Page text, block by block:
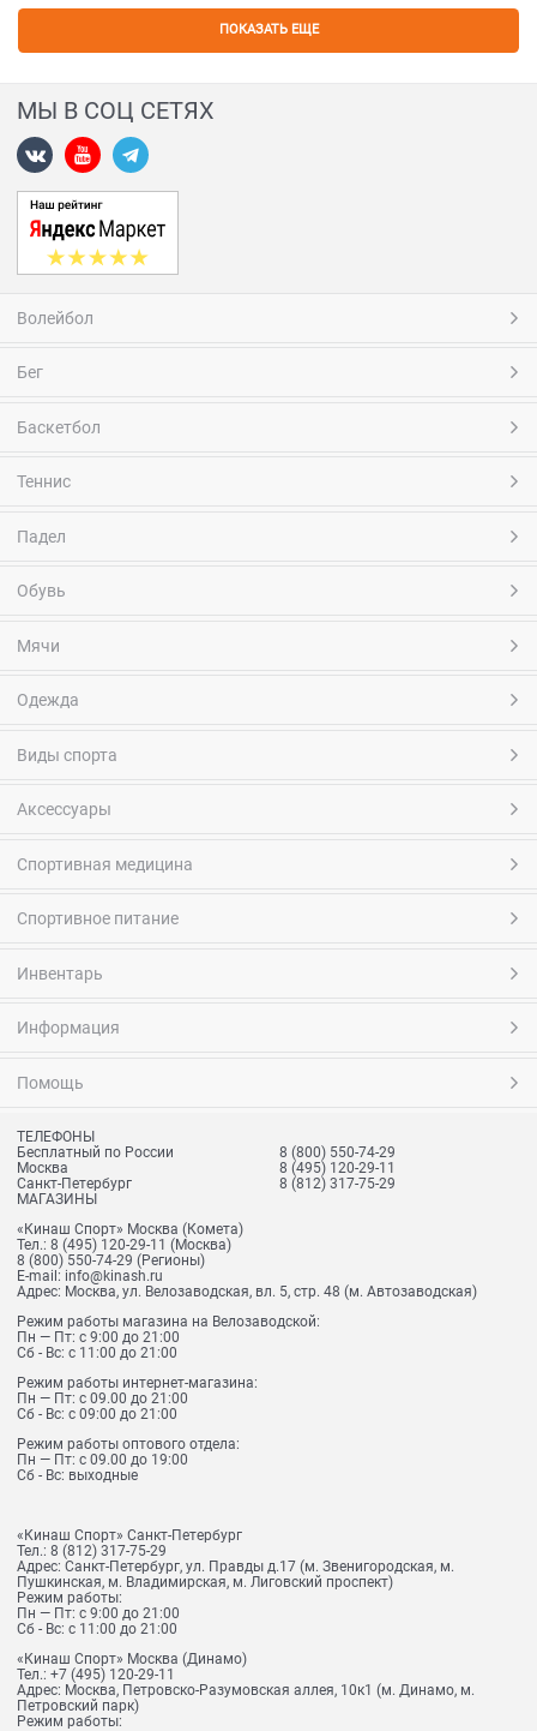
ПОКАЗАТЬ ЕЩЕ
МЫ В СОЦ СЕТЯХ
Волейбол
Бег
Баскетбол
Теннис
Падел
Обувь
Мячи
Одежда
Виды спорта
Аксессуары
Спортивная медицина
Спортивное питание
Инвентарь
Информация
Помощь
ТЕЛЕФОНЫ
Бесплатный по России
8 (800) 550-74-29
Москва
8 (495) 120-29-11
Санкт-Петербург
8 (812) 317-75-29
МАГАЗИНЫ
«Кинаш Спорт» Москва (Комета)
Тел.: 8 (495) 120-29-11 (Москва)
8 (800) 550-74-29 (Регионы)
E-mail: info@kinash.ru
Адрес: Москва, ул. Велозаводская, вл. 5, стр. 48 (м. Автозаводская)
Режим работы магазина на Велозаводской:
Пн — Пт: с 9:00 до 21:00
Сб - Вс: с 11:00 до 21:00
Режим работы интернет-магазина:
Пн — Пт: с 09.00 до 21:00
Сб - Вс: с 09:00 до 21:00
Режим работы оптового отдела:
Пн — Пт: с 09.00 до 19:00
Сб - Вс: выходные
«Кинаш Спорт» Санкт-Петербург
Тел.: 8 (812) 317-75-29
Адрес: Санкт-Петербург, ул. Правды д.17 (м. Звенигородская, м.
Пушкинская, м. Владимирская, м. Лиговский проспект)
Режим работы:
Пн — Пт: с 9:00 до 21:00
Сб - Вс: с 11:00 до 21:00
«Кинаш Спорт» Москва (Динамо)
Тел.: +7 (495) 120-29-11
Адрес: Москва, Петровско-Разумовская аллея, 10к1 (м. Динамо, м.
Петровский парк)
Режим работы: